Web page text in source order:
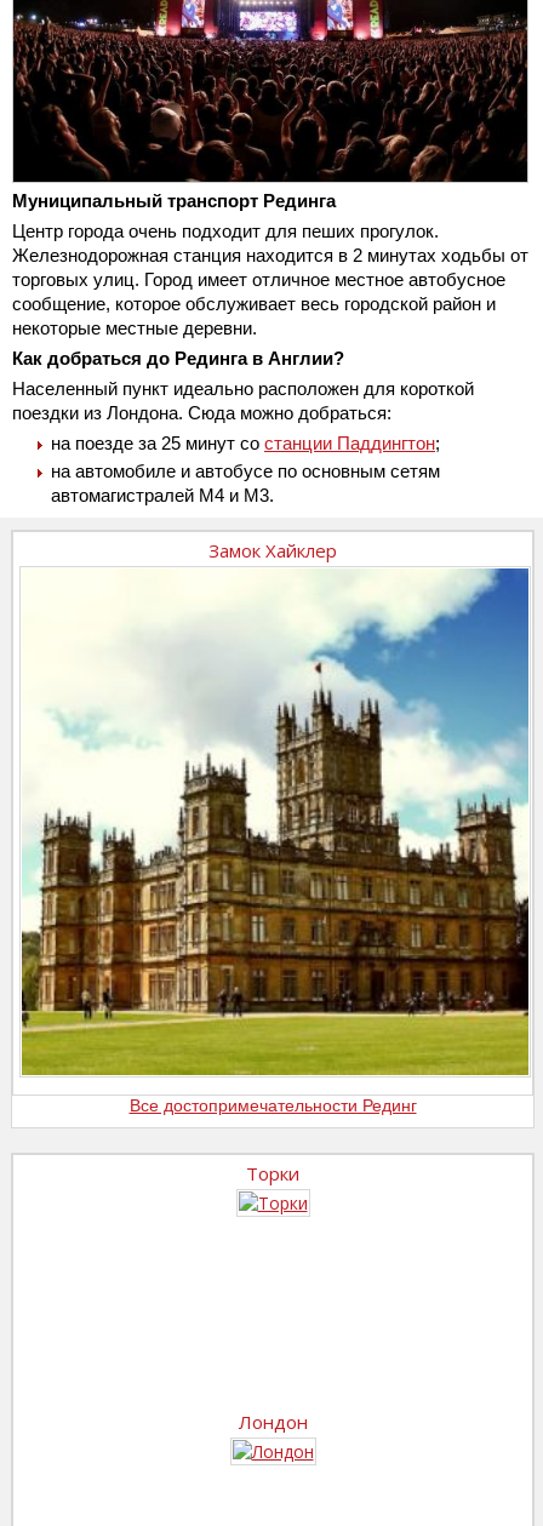
Муниципальный транспорт Рединга
Центр города очень подходит для пеших прогулок.
Железнодорожная станция находится в 2 минутах ходьбы от
торговых улиц. Город имеет отличное местное автобусное
сообщение, которое обслуживает весь городской район и
некоторые местные деревни.
Как добраться до Рединга в Англии?
Населенный пункт идеально расположен для короткой
поездки из Лондона. Сюда можно добраться:
на поезде за 25 минут со станции Паддингтон;
на автомобиле и автобусе по основным сетям
автомагистралей М4 и М3.
Замок Хайклер
Все достопримечательности Рединг
Торки
Лондон